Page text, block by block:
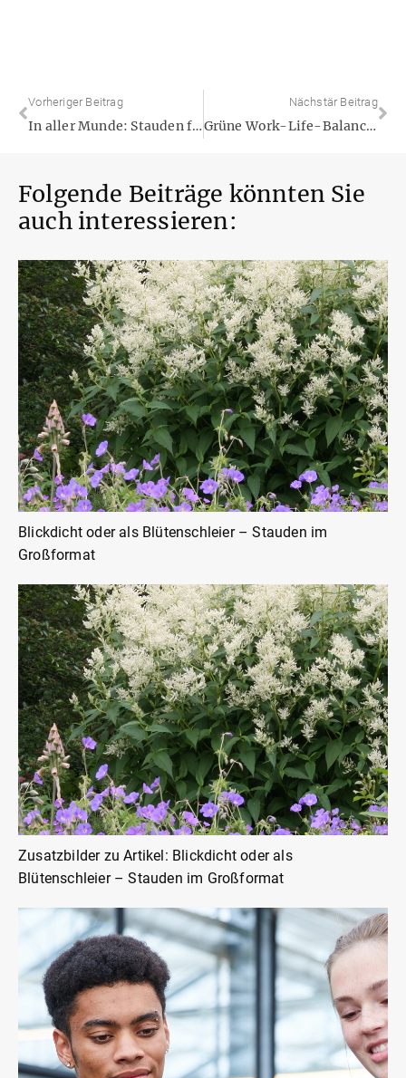
Vorheriger Beitrag
In aller Munde: Stauden für Gourmets
Nächstär Beitrag
Grüne Work-Life-Balance am Firmensitz – Nachhaltig erfolgreich mit Stauden
Folgende Beiträge könnten Sie
auch interessieren:
Blickdicht oder als Blütenschleier – Stauden im
Großformat
Zusatzbilder zu Artikel: Blickdicht oder als
Blütenschleier – Stauden im Großformat